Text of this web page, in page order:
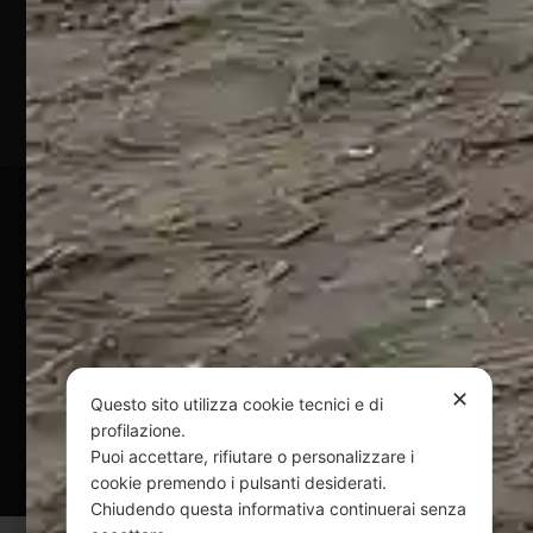
(TE)
P.Iva
01828920676
Pagamenti Sicuri
@ Copyright 2024 Webpesca è un brand Intent di Federico
Andrenacci P.Iva 01917920678
Via G. Galilei n. 2 – 64018 Tortoreto TE | REA TE-168019 |
Mail:
federicoandrenacci@pec.it
Questo sito è protetto da Google reCAPTCHA
v3,
Privacy PolicyeTerms of Service
✕
Questo sito utilizza cookie tecnici e di
profilazione.
Puoi accettare, rifiutare o personalizzare i
cookie premendo i pulsanti desiderati.
Chiudendo questa informativa continuerai senza